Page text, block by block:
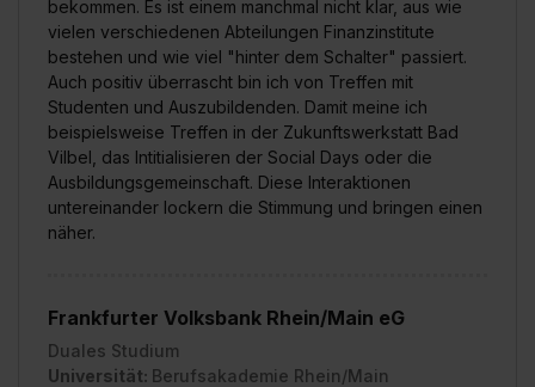
bekommen. Es ist einem manchmal nicht klar, aus wie
vielen verschiedenen Abteilungen Finanzinstitute
bestehen und wie viel "hinter dem Schalter" passiert.
Auch positiv überrascht bin ich von Treffen mit
Studenten und Auszubildenden. Damit meine ich
beispielsweise Treffen in der Zukunftswerkstatt Bad
Vilbel, das Intitialisieren der Social Days oder die
Ausbildungsgemeinschaft. Diese Interaktionen
untereinander lockern die Stimmung und bringen einen
näher.
Frankfurter Volksbank Rhein/Main eG
Duales Studium
Universität: Berufsakademie Rhein/Main